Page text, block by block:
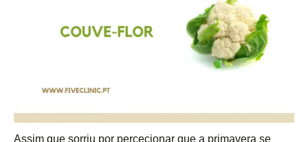
Assim que sorriu por percecionar que a primavera se